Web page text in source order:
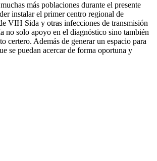
más poblaciones durante el presente
instalar el primer centro regional de
VIH Sida y otras infecciones de transmisión
no solo apoyo en el diagnóstico sino también
certero. Además de generar un espacio para
se puedan acercar de forma oportuna y